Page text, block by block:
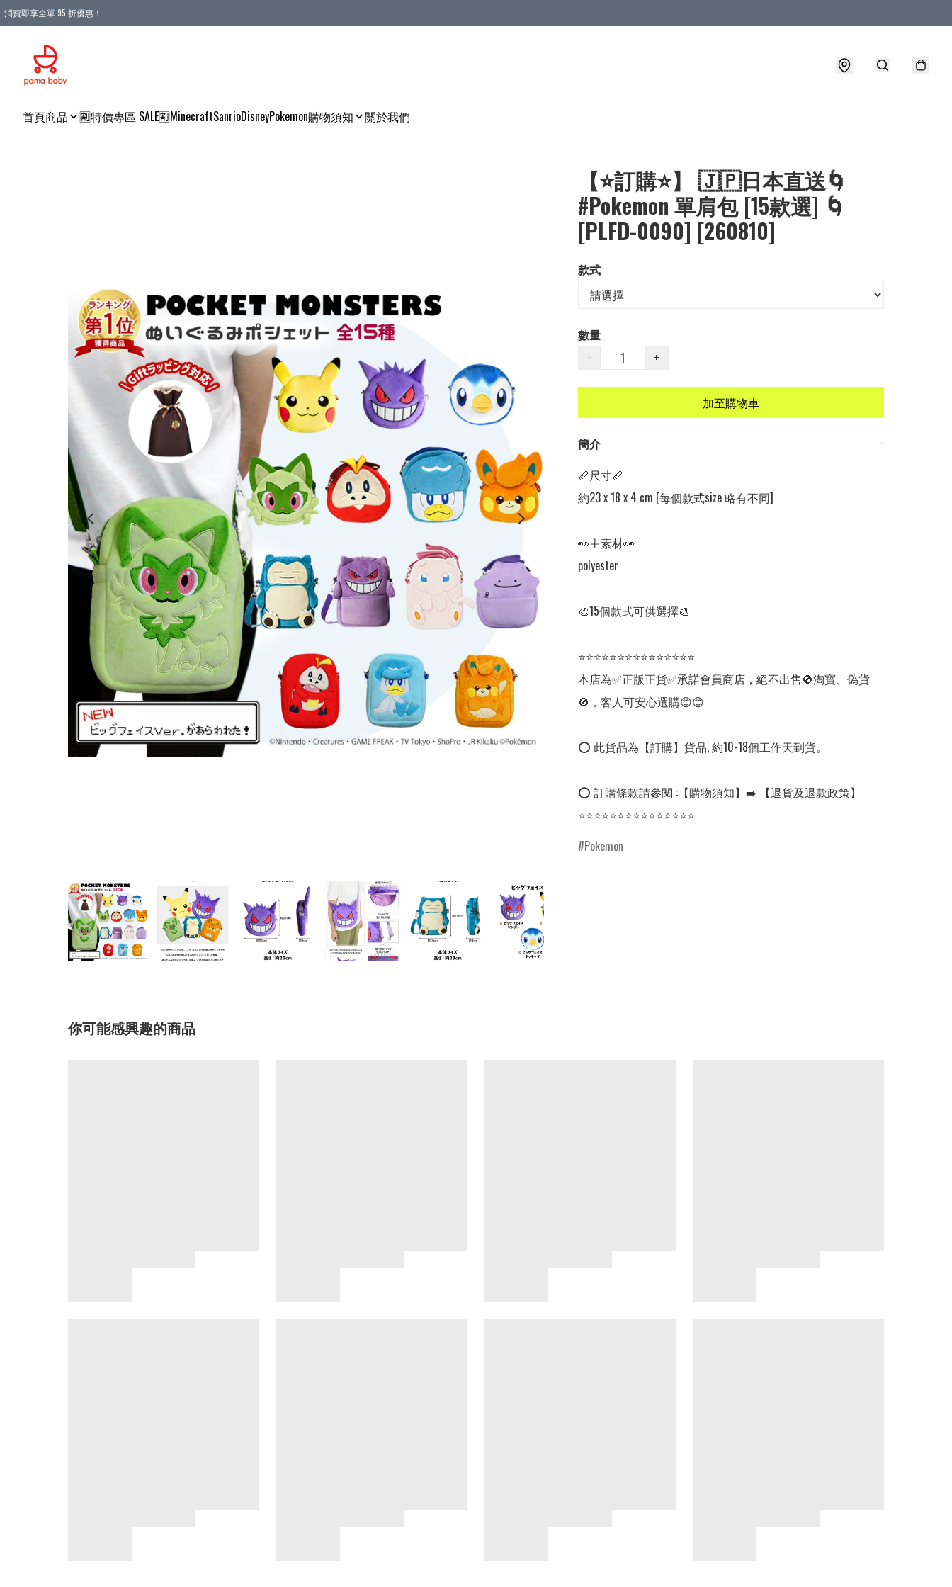
消費即享全單 95 折優惠！
首頁商品 🈹特價專區 SALE🈹MinecraftSanrioDisneyPokemon購物須知 關於我們
【⭐訂購⭐】 🇯🇵日本直送🌀
#Pokemon 單肩包 [15款選] 🌀
[PLFD-0090] [260810]
款式
數量
−
+
加至購物車
簡介
−
📏尺寸📏
約23 x 18 x 4 cm [每個款式size 略有不同]
👀主素材👀
polyester
🎨15個款式可供選擇🎨
⭐⭐⭐⭐⭐⭐⭐⭐⭐⭐⭐⭐⭐⭐⭐
本店為✅正版正貨✅承諾會員商店，絕不出售🚫淘寶、偽貨
🚫，客人可安心選購😊😊
⭕ 此貨品為【訂購】貨品, 約10-18個工作天到貨。
⭕ 訂購條款請參閱 :【購物須知】➡️ 【退貨及退款政策】
⭐⭐⭐⭐⭐⭐⭐⭐⭐⭐⭐⭐⭐⭐⭐
Pokemon
你可能感興趣的商品